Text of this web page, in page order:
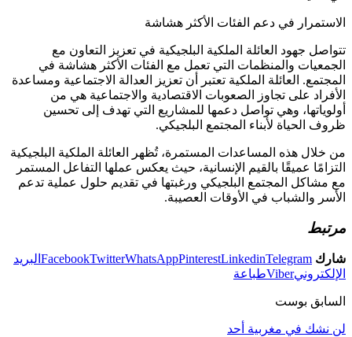
الاستمرار في دعم الفئات الأكثر هشاشة
تتواصل جهود العائلة الملكية البلجيكية في تعزيز التعاون مع
الجمعيات والمنظمات التي تعمل مع الفئات الأكثر هشاشة في
المجتمع. العائلة الملكية تعتبر أن تعزيز العدالة الاجتماعية ومساعدة
الأفراد على تجاوز الصعوبات الاقتصادية والاجتماعية هي من
أولوياتها، وهي تواصل دعمها للمشاريع التي تهدف إلى تحسين
ظروف الحياة لأبناء المجتمع البلجيكي.
من خلال هذه المساعدات المستمرة، تُظهر العائلة الملكية البلجيكية
التزامًا عميقًا بالقيم الإنسانية، حيث يعكس عملها التفاعل المستمر
مع مشاكل المجتمع البلجيكي ورغبتها في تقديم حلول عملية تدعم
الأسر والشباب في الأوقات العصيبة.
مرتبط
شارك FacebookTwitterWhatsAppPinterestLinkedinTelegram
البريد
الإلكترونيViberطباعة
السابق بوست
لن نشك في مغربية أحد